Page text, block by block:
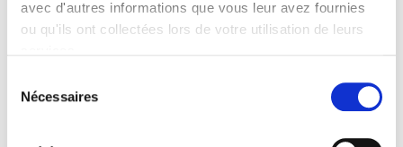
avec d'autres informations que vous leur avez fournies
ou qu'ils ont collectées lors de votre utilisation de leurs
Nécessaires